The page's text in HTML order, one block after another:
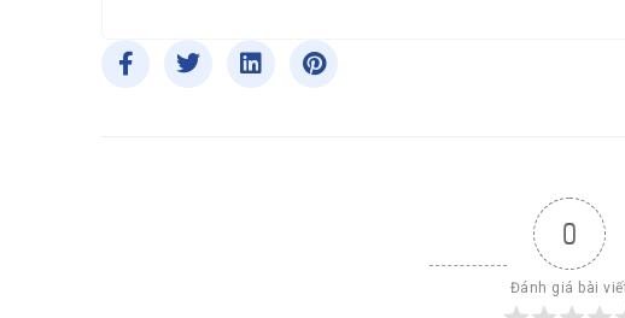
0
Đánh giá bài